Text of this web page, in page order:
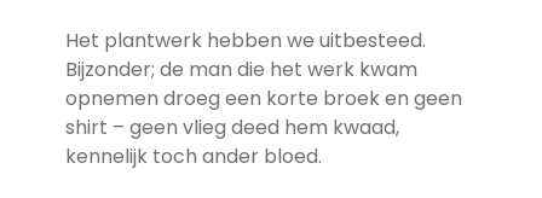
Het plantwerk hebben we uitbesteed.
Bijzonder; de man die het werk kwam
opnemen droeg een korte broek en geen
shirt – geen vlieg deed hem kwaad,
kennelijk toch ander bloed.